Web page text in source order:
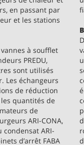
en passant par
et les stations
à soufflet
PREDU,
sont utilisés
Les échangeurs
de réduction
les quantités de
de
ARI-CONA,
ARI-
d’arrêt FABA